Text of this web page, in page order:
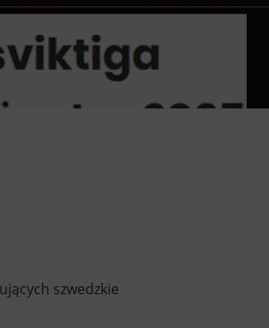
szwedzkie